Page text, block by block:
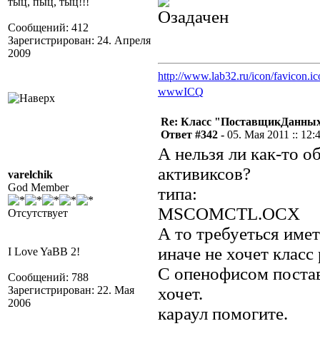
Сообщений: 412
Зарегистрирован: 24. Апреля
2009
http://www.lab32.ru/icon/
wwwICQ
varelchik
God Member
Отсутствует
I Love YaBB 2!
Сообщений: 788
Зарегистрирован: 22. Мая
2006
Re: Класс
Ответ #342 - 05. Мая 2011 ::
А нельзя ли как-то
активиксов?
типа:
MSCOMCTL.OCX
А то требуеться
иначе не хочет класс
С опенофисом
хочет.
караул помогите.